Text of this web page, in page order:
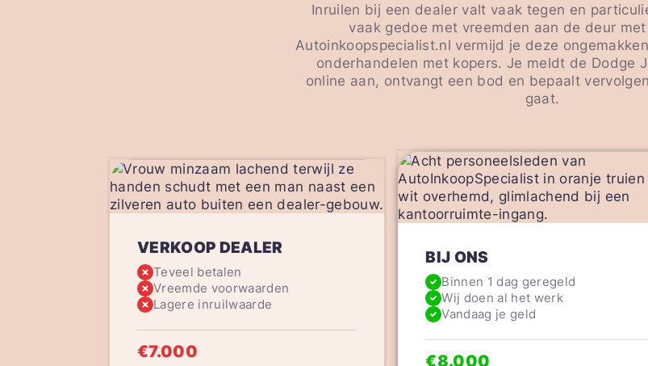
Inruilen bij een dealer valt vaak tegen en
vaak gedoe met vreemden aan de deur
Autoinkoopspecialist.nl vermijd je deze
onderhandelen met kopers. Je meldt de Dodge
online aan, ontvangt een bod en bepaalt
gaat.
VERKOOP DEALER
Teveel betalen
Vreemde voorwaarden
Lagere inruilwaarde
€7.000
BIJ ONS
Binnen 1 dag geregeld
Wij doen al het werk
Vandaag je geld
€8.000